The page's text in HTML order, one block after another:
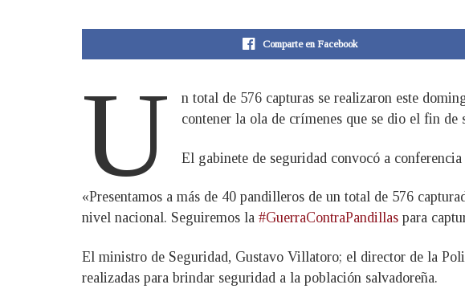
Comparte en Facebook
U
n total de 576 capturas se realizaron este
contener la ola de crímenes que se dio el fin de
El gabinete de seguridad convocó a
«Presentamos a más de 40 pandilleros de un total de 576
nivel nacional. Seguiremos la #GuerraContraPandillas para
El ministro de Seguridad, Gustavo Villatoro; el director de la
realizadas para brindar seguridad a la población salvadoreña.